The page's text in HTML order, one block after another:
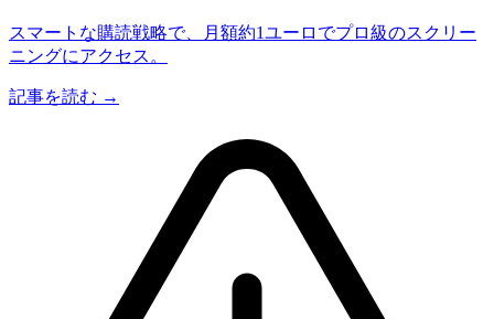
スマートな購読戦略で、月額約1ユーロでプロ級のスクリー
ニングにアクセス。
記事を読む →